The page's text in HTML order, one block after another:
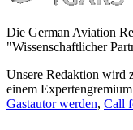
Die German Aviation
"Wissenschaftlicher
Unsere Redaktion wird
einem
Gastautor werden, Call